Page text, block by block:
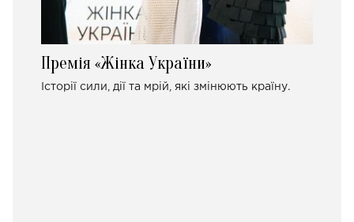
Премія «Жінка України»
Історії сили, дії та мрій, які змінюють країну.